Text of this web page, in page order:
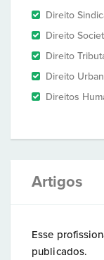
Direito
Direito
Direito
Direito
Direitos
Artigos
Esse
publicados.